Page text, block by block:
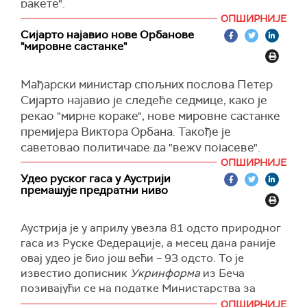
(Укринформ
ракете".
Москва је саопштила да се напад догодио у
области црноморске луке Јужно, додајући да
је уништена и радарска станица.
Наводе да су коришћене балистичке ракете
"искандер-м".
Украјинаје раније излагала јефтине мамце
направљене да изгледају као западни ПВО
системи вредни више милиона долара, пише
Ројтерс.
Командант украјинског ваздухопловства
украјински војни аеродром у среду.
"Хвала свима који помажу у квалитетним
авионима-мамцима и системима
противваздушне одбране. Непријатељ сада
ОПШИРНИЈЕ
Сијарто најавио нове Орбанове
"мировне састанке"
Мађарски министар спољних послова Петер
Сијарто најавио је следеће седмице, како је
рекао "мирне кораке", нове мировне састанке
премијера Виктора Орбана. Такође је
саветовао политичаре да "вежу појасеве".
објавио поруку којом је
најавио прву недељу мађарског председавања
ЕУ.
"Сада сви могу бити уверени да ће наредних
шест месеци бити мисија мира која ће коначно
донети мир у нашем региону", рекао је
политичар.
"Ови нас напади не одвраћају нити срамоте
ОПШИРНИЈЕ
Удео руског гаса у Аустрији
премашује предратни ниво
Аустрија је у априлу увезла 81 одсто природног
гаса из Руске Федерације, а месец дана раније
овај удео је био још већи – 93 одсто. То је
известио дописник Укринформа из Беча
позивајући се на податке Министарства за
заштиту климе, животне средине, енергетике,
ОПШИРНИЈЕ